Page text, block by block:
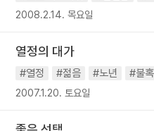
2008.2.14. 목요일
열정의 대가
#열정 #젊음 #노년 #불혹
2007.1.20. 토요일